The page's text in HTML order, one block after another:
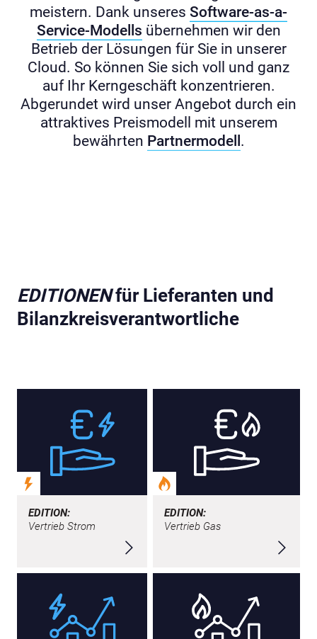
meistern. Dank unseres Software-as-a-
Service-Modells übernehmen wir den
Betrieb der Lösungen für Sie in unserer
Cloud. So können Sie sich voll und ganz
auf Ihr Kerngeschäft konzentrieren.
Abgerundet wird unser Angebot durch ein
attraktives Preismodell mit unserem
bewährten Partnermodell .
EDITIONENfür Lieferanten und
Bilanzkreisverantwortliche
EDITION:
Vertrieb Strom
EDITION:
Vertrieb Gas